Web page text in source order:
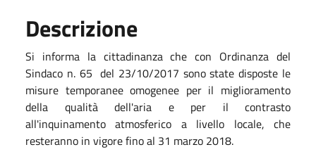
Descrizione
Si informa la cittadinanza che con Ordinanza del
Sindaco n. 65 del 23/10/2017 sono state disposte le
misure temporanee omogenee per il miglioramento
della qualità dell'aria e per il contrasto
all'inquinamento atmosferico a livello locale, che
resteranno in vigore fino al 31 marzo 2018.